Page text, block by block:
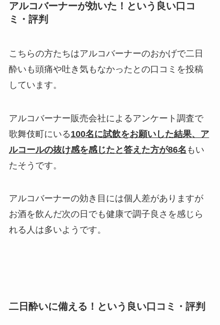
アルコバーナーが効いた！という良い口コ
ミ・評判
こちらの方たちはアルコバーナーのおかげで二日
酔いも頭痛や吐き気もなかったとの口コミを投稿
しています。
アルコバーナー販売会社によるアンケート調査で
歌舞伎町にいる100名に試飲をお願いした結果、ア
ルコールの抜け感を感じたと答えた方が86名 もい
たそうです。
アルコバーナーの効き目には個人差がありますが
お酒を飲んだ次の日でも健康で調子良さを感じら
れる人は多いようです。
二日酔いに備える！という良い口コミ・評判